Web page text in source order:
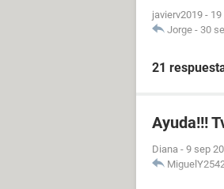
javierv2019 -
Jorge - 30
21
Ayuda!!!
Diana - 9 sep